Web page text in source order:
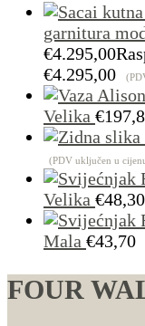
garnitura
€4.295,00
€4.295,00
Velika €
(PDV uključen u
Velika €48,30
Mala €43,70
FOUR